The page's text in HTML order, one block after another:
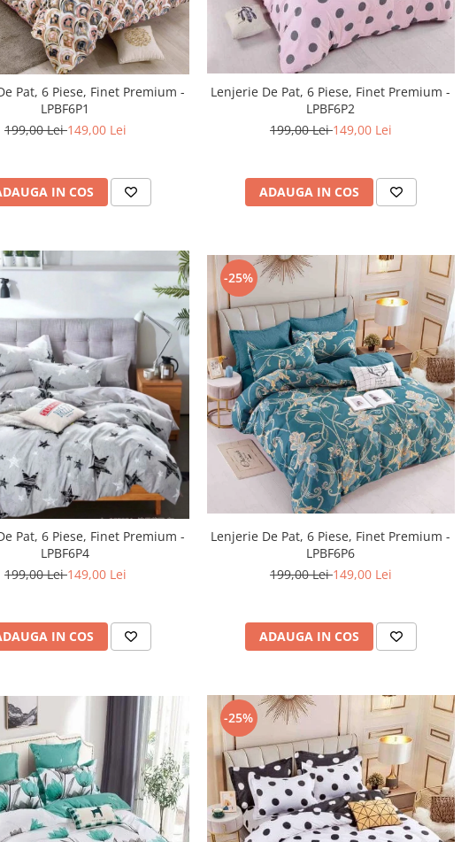
Pat, 6 Piese, Finet Premium -
LPBF6P1
199,00 Lei149,00 Lei
IN COS
Lenjerie De Pat, 6 Piese, Finet Premium -
LPBF6P2
199,00 Lei149,00 Lei
ADAUGA IN COS
Pat, 6 Piese, Finet Premium -
LPBF6P4
199,00 Lei149,00 Lei
IN COS
-25%
Lenjerie De Pat, 6 Piese, Finet Premium -
LPBF6P6
199,00 Lei149,00 Lei
ADAUGA IN COS
-25%